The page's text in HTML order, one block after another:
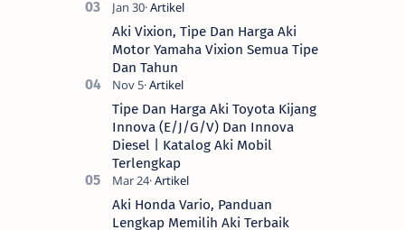
Aki Vixion, Tipe Dan Harga Aki
Motor Yamaha Vixion Semua Tipe
Dan Tahun
Tipe Dan Harga Aki Toyota Kijang
Innova (E/J/G/V) Dan Innova
Diesel | Katalog Aki Mobil
Terlengkap
Aki Honda Vario, Panduan
Lengkap Memilih Aki Terbaik